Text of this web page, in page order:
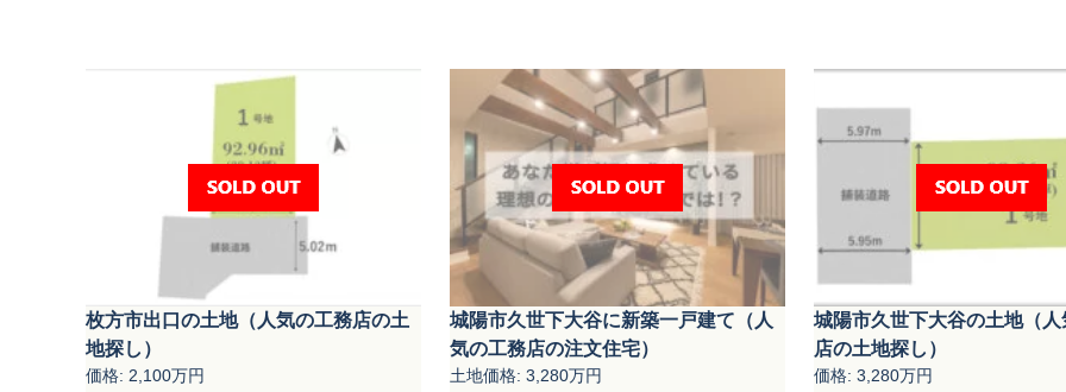
枚方市出口の土地（人気の工務店の土
地探し）
価格: 2,100万円
城陽市久世下大谷に新築一戸建て（人
気の工務店の注文住宅）
土地価格: 3,280万円
城陽市久世下大谷の土地（人
店の土地探し）
価格: 3,280万円